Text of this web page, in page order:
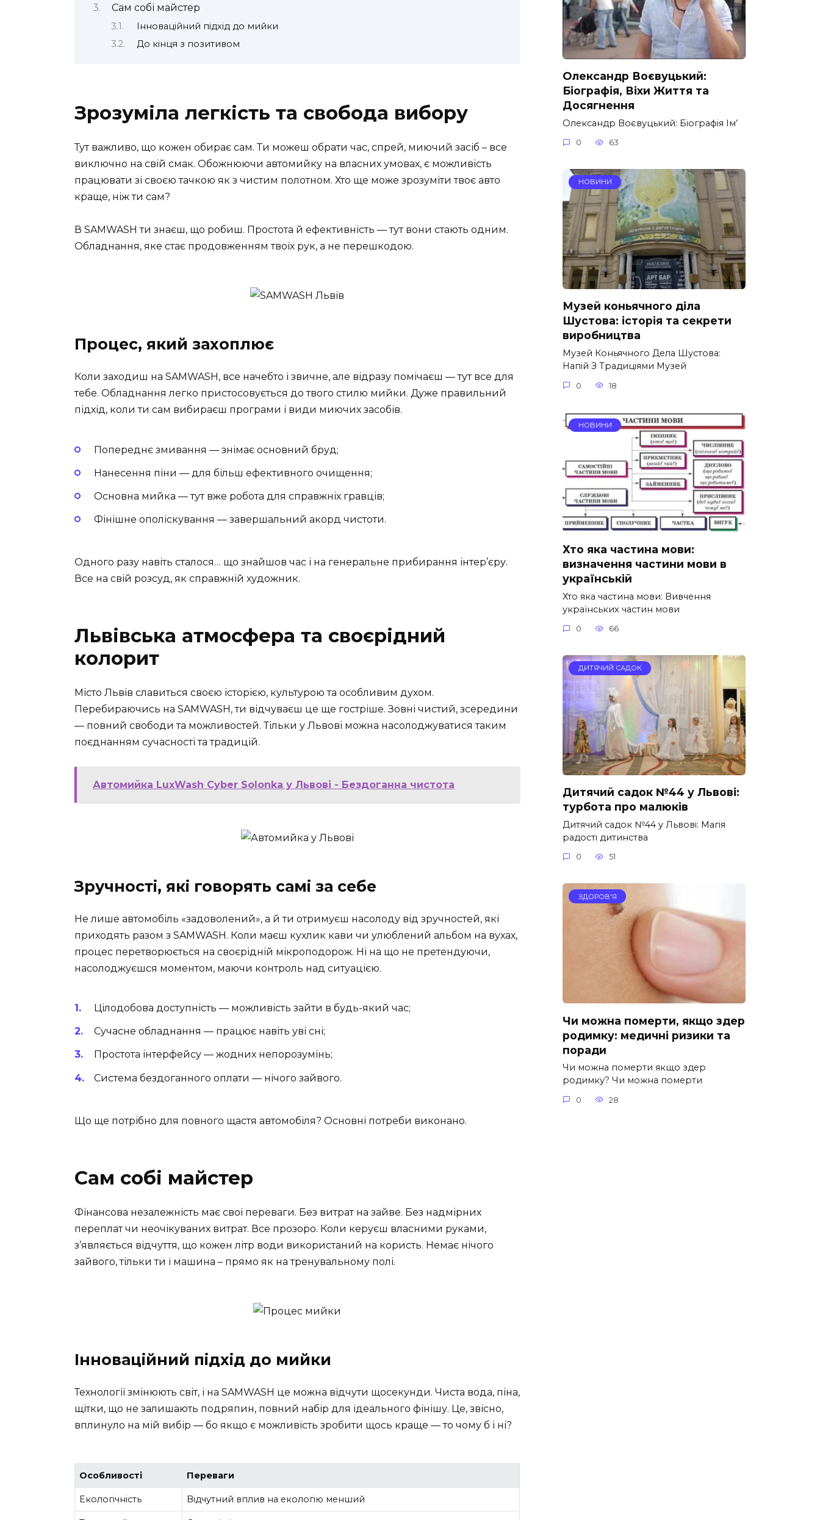
Сам собі майстер
Інноваційний підхід до мийки
До кінця з позитивом
Зрозуміла легкість та свобода вибору
Тут важливо, що кожен обирає сам. Ти можеш обрати час, спрей, миючий засіб – все
виключно на свій смак. Обожнюючи автомийку на власних умовах, є можливість
працювати зі своєю тачкою як з чистим полотном. Хто ще може зрозуміти твоє авто
краще, ніж ти сам?
В SAMWASH ти знаєш, що робиш. Простота й ефективність — тут вони стають одним.
Обладнання, яке стає продовженням твоїх рук, а не перешкодою.
Процес, який захоплює
Коли заходиш на SAMWASH, все начебто і звичне, але відразу помічаєш — тут все для
тебе. Обладнання легко пристосовується до твого стилю мийки. Дуже правильний
підхід, коли ти сам вибираєш програми і види миючих засобів.
Попереднє змивання — знімає основний бруд;
Нанесення піни — для більш ефективного очищення;
Основна мийка — тут вже робота для справжніх гравців;
Фінішне ополіскування — завершальний акорд чистоти.
Одного разу навіть сталося… що знайшов час і на генеральне прибирання інтер’єру.
Все на свій розсуд, як справжній художник.
Львівська атмосфера та своєрідний
колорит
Місто Львів славиться своєю історією, культурою та особливим духом.
Перебираючись на SAMWASH, ти відчуваєш це ще гостріше. Зовні чистий, зсередини
— повний свободи та можливостей. Тільки у Львові можна насолоджуватися таким
поєднанням сучасності та традицій.
Автомийка LuxWash Cyber Solonka у Львові - Бездоганна чистота
Зручності, які говорять самі за себе
Не лише автомобіль «задоволений», а й ти отримуєш насолоду від зручностей, які
приходять разом з SAMWASH. Коли маєш кухлик кави чи улюблений альбом на вухах,
процес перетворюється на своєрідній мікроподорож. Ні на що не претендуючи,
насолоджуєшся моментом, маючи контроль над ситуацією.
Цілодобова доступність — можливість зайти в будь-який час;
Сучасне обладнання — працює навіть уві сні;
Простота інтерфейсу — жодних непорозумінь;
Система бездоганного оплати — нічого зайвого.
Що ще потрібно для повного щастя автомобіля? Основні потреби виконано.
Сам собі майстер
Фінансова незалежність має свої переваги. Без витрат на зайве. Без надмірних
переплат чи неочікуваних витрат. Все прозоро. Коли керуєш власними руками,
з’являється відчуття, що кожен літр води використаний на користь. Немає нічого
зайвого, тільки ти і машина – прямо як на тренувальному полі.
Інноваційний підхід до мийки
Технології змінюють світ, і на SAMWASH це можна відчути щосекунди. Чиста вода, піна,
щітки, що не залишають подряпин, повний набір для ідеального фінішу. Це, звісно,
вплинуло на мій вибір — бо якщо є можливість зробити щось краще — то чому б і ні?
Особливості Переваги
Екологічність Відчутний вплив на екологію менший
Олександр Воєвуцький:
Біографія, Віхи Життя та
Досягнення
Олександр Воєвуцький: Біографія Ім’
0 63
НОВИНИ
Музей коньячного діла
Шустова: історія та секрети
виробництва
Музей Коньячного Дела Шустова:
Напій З Традиціями Музей
0 18
НОВИНИ
Хто яка частина мови:
визначення частини мови в
українській
Хто яка частина мови: Вивчення
українських частин мови
0 66
ДИТЯЧИЙ САДОК
Дитячий садок №44 у Львові:
турбота про малюків
Дитячий садок №44 у Львові: Магія
радості дитинства
0 51
ЗДОРОВ'Я
Чи можна померти, якщо здер
родимку: медичні ризики та
поради
Чи можна померти якщо здер
родимку? Чи можна померти
0 28